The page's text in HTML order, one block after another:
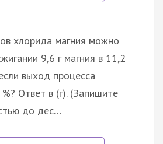
хлорида магния можно
9,6 г магния в 11,2
выход процесса
Ответ в (г). (Запишите
до дес…